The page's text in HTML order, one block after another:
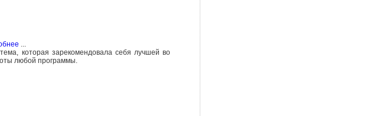
которая зарекомендовала себя лучшей во
любой программы.